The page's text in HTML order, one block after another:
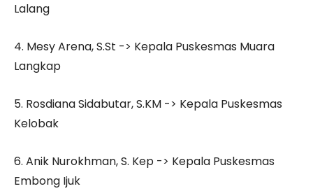
Lalang
4. Mesy Arena, S.St -> Kepala Puskesmas Muara
Langkap
5. Rosdiana Sidabutar, S.KM -> Kepala Puskesmas
Kelobak
6. Anik Nurokhman, S. Kep -> Kepala Puskesmas
Embong Ijuk